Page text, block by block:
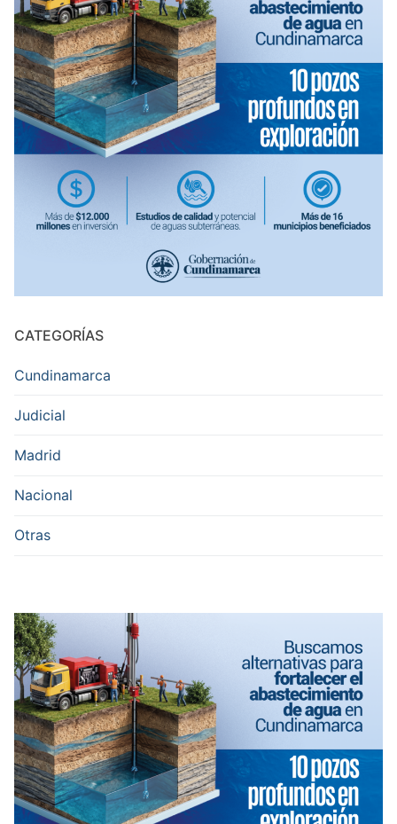
CATEGORÍAS
Cundinamarca
Judicial
Madrid
Nacional
Otras